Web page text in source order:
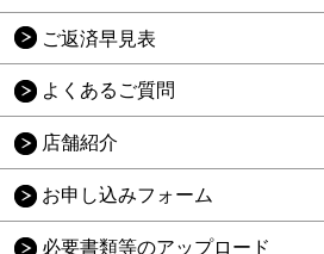
ご返済早見表
よくあるご質問
店舗紹介
お申し込みフォーム
必要書類等のアップロード